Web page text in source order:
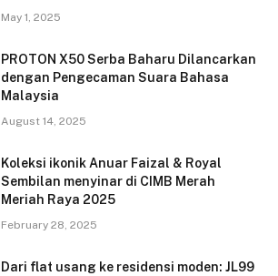
May 1, 2025
PROTON X50 Serba Baharu Dilancarkan
dengan Pengecaman Suara Bahasa
Malaysia
August 14, 2025
Koleksi ikonik Anuar Faizal & Royal
Sembilan menyinar di CIMB Merah
Meriah Raya 2025
February 28, 2025
Dari flat usang ke residensi moden: JL99